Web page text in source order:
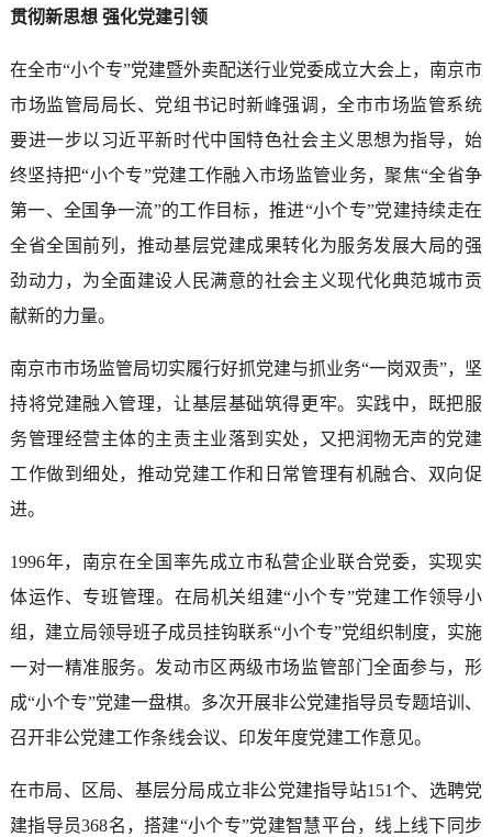
贯彻新思想 强化党建引领
在全市“小个专”党建暨外卖配送行业党委成立大会上，南京市
市场监管局局长、党组书记时新峰强调，全市市场监管系统
要进一步以习近平新时代中国特色社会主义思想为指导，始
终坚持把“小个专”党建工作融入市场监管业务，聚焦“全省争
第一、全国争一流”的工作目标，推进“小个专”党建持续走在
全省全国前列，推动基层党建成果转化为服务发展大局的强
劲动力，为全面建设人民满意的社会主义现代化典范城市贡
献新的力量。
南京市市场监管局切实履行好抓党建与抓业务“一岗双责”，坚
持将党建融入管理，让基层基础筑得更牢。实践中，既把服
务管理经营主体的主责主业落到实处，又把润物无声的党建
工作做到细处，推动党建工作和日常管理有机融合、双向促
进。
1996年，南京在全国率先成立市私营企业联合党委，实现实
体运作、专班管理。在局机关组建“小个专”党建工作领导小
组，建立局领导班子成员挂钩联系“小个专”党组织制度，实施
一对一精准服务。发动市区两级市场监管部门全面参与，形
成“小个专”党建一盘棋。多次开展非公党建指导员专题培训、
召开非公党建工作条线会议、印发年度党建工作意见。
在市局、区局、基层分局成立非公党建指导站151个、选聘党
建指导员368名，搭建“小个专”党建智慧平台，线上线下同步